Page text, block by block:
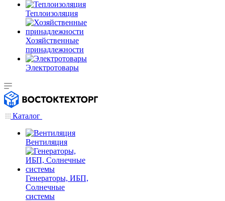
Теплоизоляция
Хозяйственные
принадлежности
Электротовары
Каталог
Вентиляция
Генераторы, ИБП,
Солнечные
системы